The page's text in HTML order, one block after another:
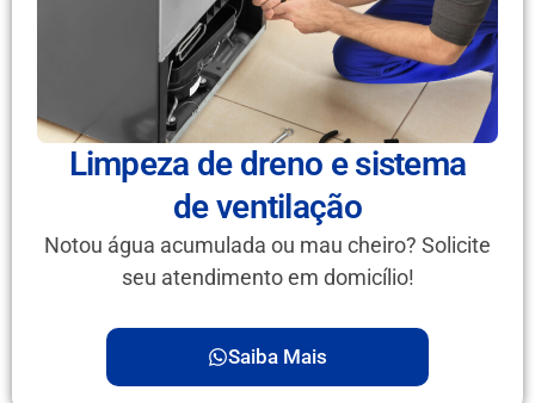
Limpeza de dreno e sistema
de ventilação
Notou água acumulada ou mau cheiro? Solicite
seu atendimento em domicílio!
Saiba Mais